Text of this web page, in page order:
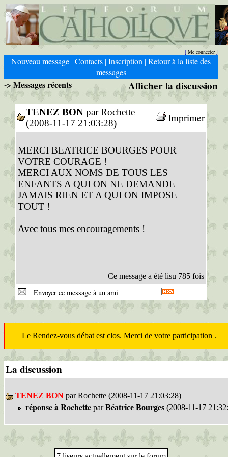
[ Me connecter]
Nouveau message | Contacts | Inscription | Retour à la liste des
messages
-> Messages récents Afficher la discussion
TENEZ BON par Rochette
(2008-11-17 21:03:28)
Imprimer
MERCI BEATRICE BOURGES POUR
VOTRE COURAGE !
MERCI AUX NOMS DE TOUS LES
ENFANTS A QUI ON NE DEMANDE
JAMAIS RIEN ET A QUI ON IMPOSE
TOUT !
Avec tous mes encouragements !
Ce message a été lisu 785 fois
Envoyer ce message à un ami
Le Rendez-vous débat est clos. Merci de votre participation .
La discussion
TENEZ BON par Rochette (2008-11-17 21:03:28)
réponse à Rochette parBéatrice Bourges (2008-11-17